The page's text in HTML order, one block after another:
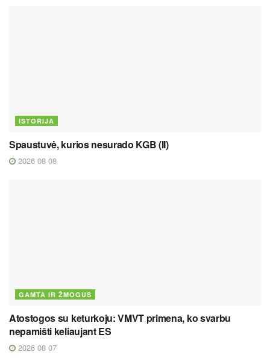
ISTORIJA
Spaustuvė, kurios nesurado KGB (II)
2026 08 08
GAMTA IR ŽMOGUS
Atostogos su keturkoju: VMVT primena, ko svarbu
nepamišti keliaujant ES
2026 08 07